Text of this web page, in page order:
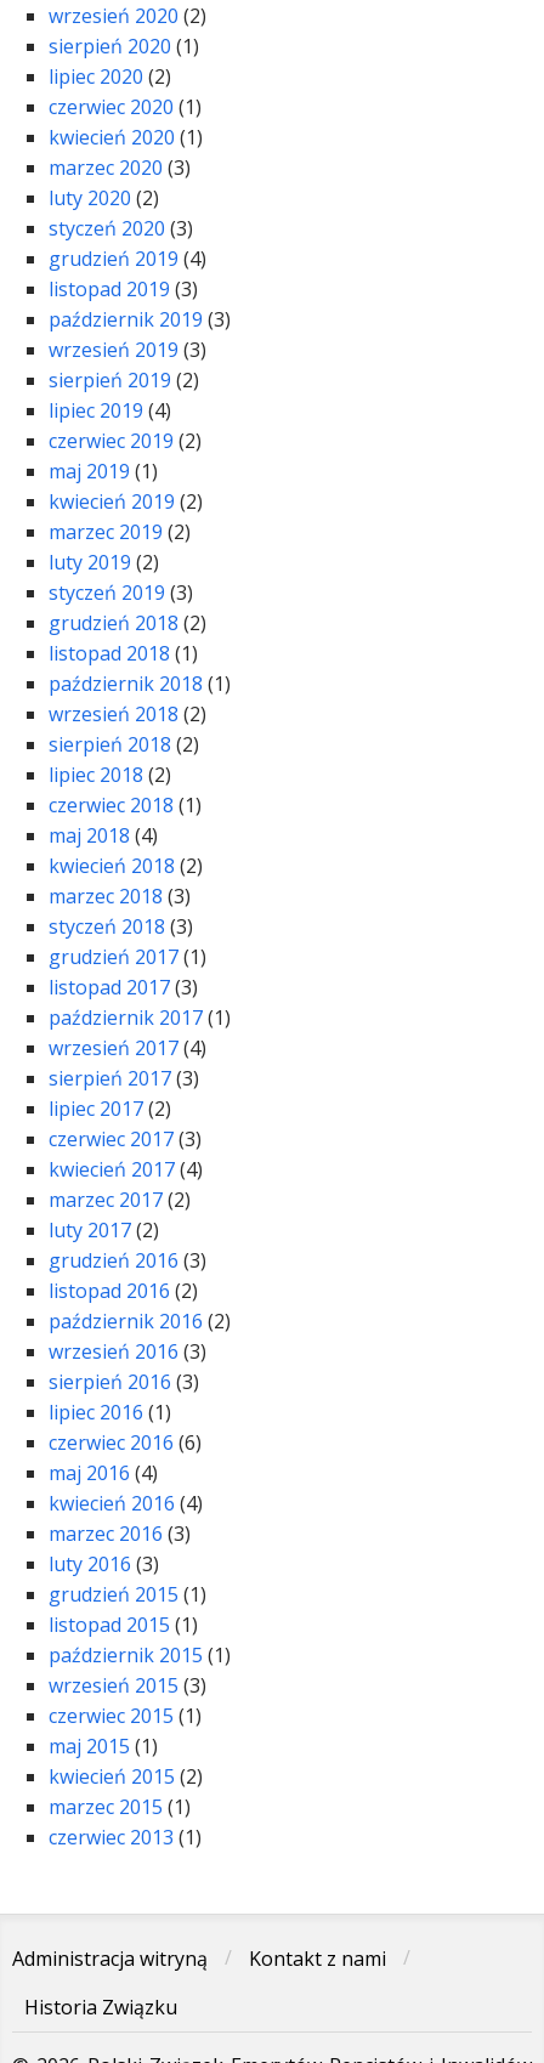
wrzesień 2020 (2)
sierpień 2020 (1)
lipiec 2020 (2)
czerwiec 2020 (1)
kwiecień 2020 (1)
marzec 2020 (3)
luty 2020 (2)
styczeń 2020 (3)
grudzień 2019 (4)
listopad 2019 (3)
październik 2019 (3)
wrzesień 2019 (3)
sierpień 2019 (2)
lipiec 2019 (4)
czerwiec 2019 (2)
maj 2019 (1)
kwiecień 2019 (2)
marzec 2019 (2)
luty 2019 (2)
styczeń 2019 (3)
grudzień 2018 (2)
listopad 2018 (1)
październik 2018 (1)
wrzesień 2018 (2)
sierpień 2018 (2)
lipiec 2018 (2)
czerwiec 2018 (1)
maj 2018 (4)
kwiecień 2018 (2)
marzec 2018 (3)
styczeń 2018 (3)
grudzień 2017(1)
listopad 2017(3)
październik 2017(1)
wrzesień 2017(4)
sierpień 2017(3)
lipiec 2017(2)
czerwiec 2017(3)
kwiecień 2017(4)
marzec 2017(2)
luty 2017(2)
grudzień 2016 (3)
listopad 2016 (2)
październik 2016 (2)
wrzesień 2016 (3)
sierpień 2016 (3)
lipiec 2016 (1)
czerwiec 2016 (6)
maj 2016 (4)
kwiecień 2016 (4)
marzec 2016 (3)
luty 2016 (3)
grudzień 2015 (1)
listopad 2015 (1)
październik 2015 (1)
wrzesień 2015 (3)
czerwiec 2015 (1)
maj 2015 (1)
kwiecień 2015 (2)
marzec 2015 (1)
czerwiec 2013 (1)
Administracja witryną
Kontakt z nami
Historia Związku